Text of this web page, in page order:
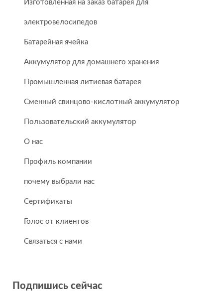
Изготовленная на заказ батарея для
электровелосипедов
Батарейная ячейка
Аккумулятор для домашнего хранения
Промышленная литиевая батарея
Сменный свинцово-кислотный аккумулятор
Пользовательский аккумулятор
О нас
Профиль компании
почему выбрали нас
Сертификаты
Голос от клиентов
Связаться с нами
Подпишись сейчас